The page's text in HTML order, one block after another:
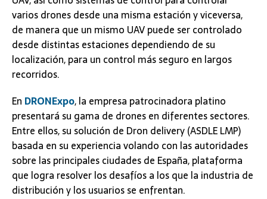
varios drones desde una misma estación y viceversa,
de manera que un mismo UAV puede ser controlado
desde distintas estaciones dependiendo de su
localización, para un control más seguro en largos
recorridos.
En DRONExpo, la empresa patrocinadora platino
presentará su gama de drones en diferentes sectores.
Entre ellos, su solución de Dron delivery (ASDLE LMP)
basada en su experiencia volando con las autoridades
sobre las principales ciudades de España, plataforma
que logra resolver los desafíos a los que la industria de
distribución y los usuarios se enfrentan.